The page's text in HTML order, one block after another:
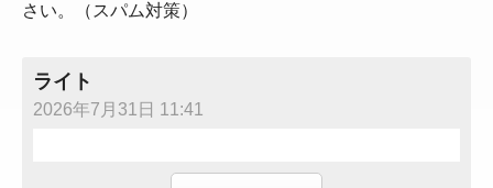
さい。（スパム対策）
ライト
2026年7月31日 11:41